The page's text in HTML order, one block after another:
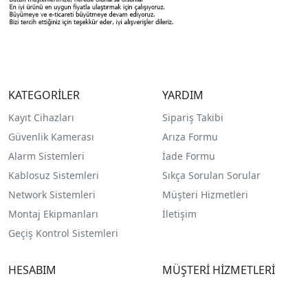
KATEGORİLER
Kayıt Cihazları
Güvenlik Kamerası
Alarm Sistemleri
Kablosuz Sistemleri
Network Sistemleri
Montaj Ekipmanları
Geçiş Kontrol Sistemleri
YARDIM
Sipariş Takibi
Arıza Formu
İade Formu
Sıkça Sorulan Sorular
Müşteri Hizmetleri
İletişim
HESABIM MÜŞTERİ HİZMETLERİ